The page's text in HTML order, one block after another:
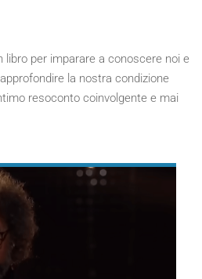
libro per imparare a conoscere noi e
la nostra condizione
resoconto coinvolgente e mai